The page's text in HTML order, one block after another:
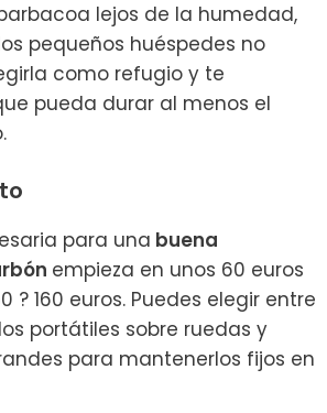
lejos de la humedad,
pequeños huéspedes no
como refugio y te
pueda durar al menos el
para una buena
empieza en unos 60 euros
? 160 euros. Puedes elegir entre
portátiles sobre ruedas y
para mantenerlos fijos en